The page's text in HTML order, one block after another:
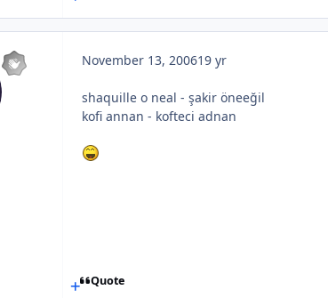
November 13, 200619 yr
shaquille o neal - şakir öneeğil
kofi annan - kofteci adnan
Quote